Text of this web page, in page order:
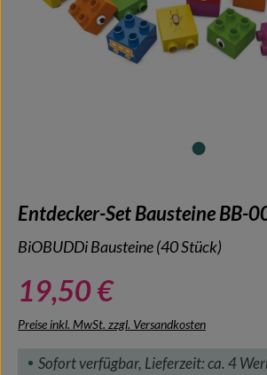
Entdecker-Set Bausteine BB-
BiOBUDDi Bausteine (40 Stück)
19,50 €
Preise inkl. MwSt. zzgl. Versandkosten
Sofort verfügbar, Lieferzeit: ca. 4